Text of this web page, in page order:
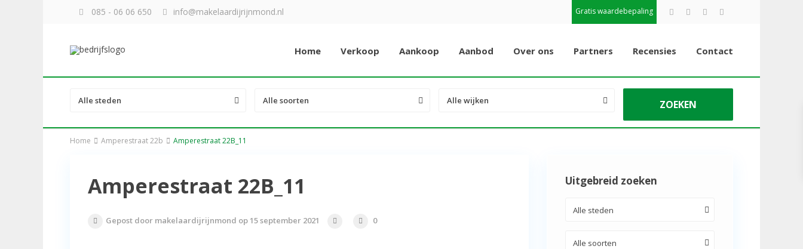
085 - 06 06 650 info@makelaardijrijnmond.nl Gratis waardebepaling
Home Verkoop Aankoop Aanbod Over ons Partners Recensies Contact
Alle steden Alle soorten Alle wijken
Home Amperestraat 22b Amperestraat 22B_11
Amperestraat 22B_11
Gepost door makelaardijrijnmond op 15 september 2021 0
Uitgebreid zoeken
Alle steden
Alle soorten